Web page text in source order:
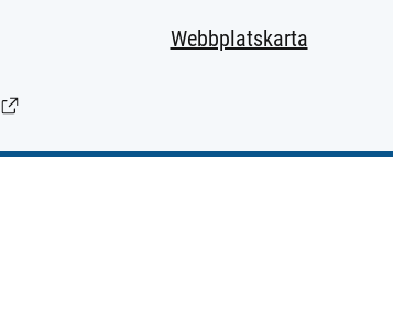
Webbplatskarta
(Länk till extern sida.)